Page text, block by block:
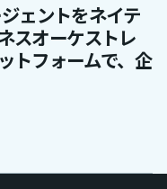
ェントをネイテ
スオーケストレ
トフォームで、企